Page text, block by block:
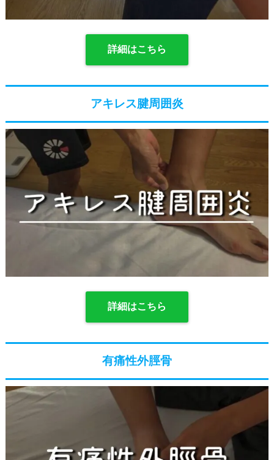
詳細はこちら
アキレス腱周囲炎
詳細はこちら
有痛性外脛骨